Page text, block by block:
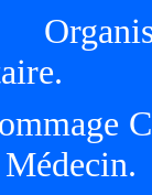
Médecin.